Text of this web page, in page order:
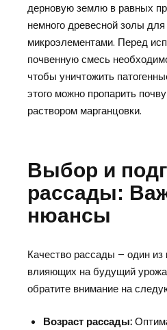
дерновую землю в равных
немного древесной золы
микроэлементами. Перед
почвенную смесь
чтобы уничтожить
этого можно пропарить
раствором марганцовки.
Выбор и
рассады:
нюансы
Качество рассады – один
влияющих на будущий
обратите внимание на
Возраст рассады: